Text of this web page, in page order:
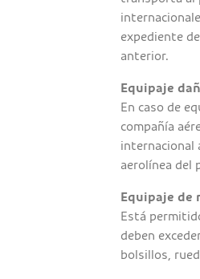
expediente
anterior.
Equipaje
En caso de
compañía
internacional
aerolínea del
Equipaje de
Está
deben
bolsillos,